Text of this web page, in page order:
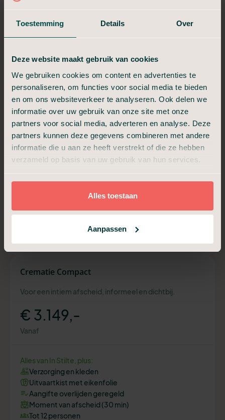
Toestemming Details Over
Deze website maakt gebruik van cookies
We gebruiken cookies om content en advertenties te
personaliseren, om functies voor social media te bieden
en om ons websiteverkeer te analyseren. Ook delen we
informatie over uw gebruik van onze site met onze
partners voor social media, adverteren en analyse. Deze
partners kunnen deze gegevens combineren met andere
informatie die u aan ze heeft verstrekt of die ze hebben
verzameld op basis van uw gebruik van hun services.
Alles toestaan
Aanpassen
Vergelijk hieronder de drie pakketten.
Niet meer dan nodig, niet minder dan waardig.
€ 1.299,-
Vanaf
24/7 bereikbaar
Aannemen en regelen
Uitvaartkist met kleine beschadiging
Crematie en as ophalen
Crematie Compact
Voor een intiem afscheid, informeel en dichtbij.
€ 3.149,-
Vanaf
Alles van In Stilte, plus:
Verzorging en kleden
Uitvaartkist met eikenfolie
Aangifte overlijden geregeld
Moment van afscheid (30 min)
Tot 12 personen